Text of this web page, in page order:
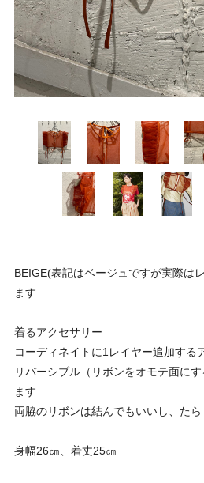
BEIGE(表記はベージュですが実際は
ます
着るアクセサリー
コーディネイトに1レイヤー追加する
リバーシブル（リボンをオモテ面に
ます
両脇のリボンは結んでもいいし、た
身幅26㎝、着丈25㎝